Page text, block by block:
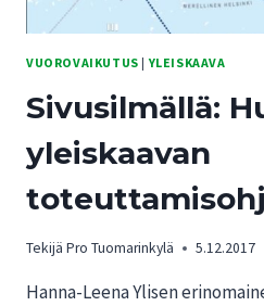
VUOROVAIKUTUS |YLEISKAAVA
Sivusilmällä:
yleiskaavan
Tekijä Pro Tuomarinkylä 5.12.2017
Hanna-Leena Ylisen